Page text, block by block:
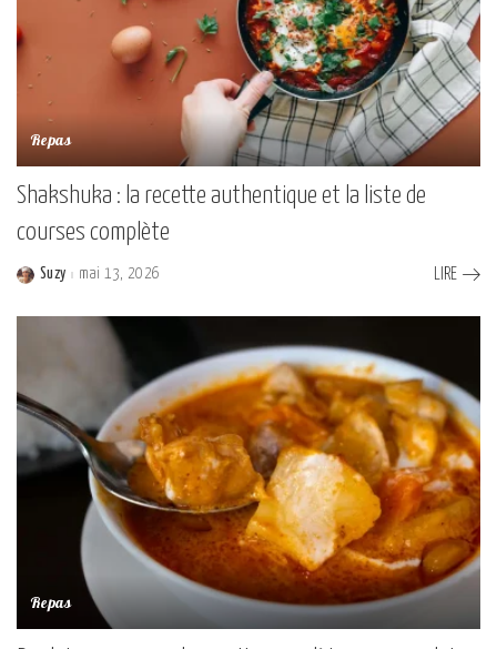
Repas
Shakshuka : la recette authentique et la liste de
courses complète
Posted
Suzy mai 13, 2026 LIRE
Repas